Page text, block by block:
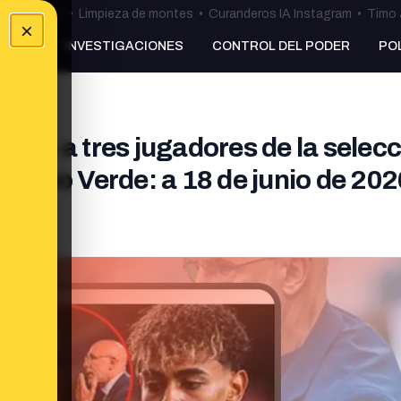
×
Ceuta • Limpieza de montes • Curanderos IA Instagram • Timo
INVESTIGACIONES CONTROL DEL PODER
a tres jugadores de la
Verde: a 18 de junio de